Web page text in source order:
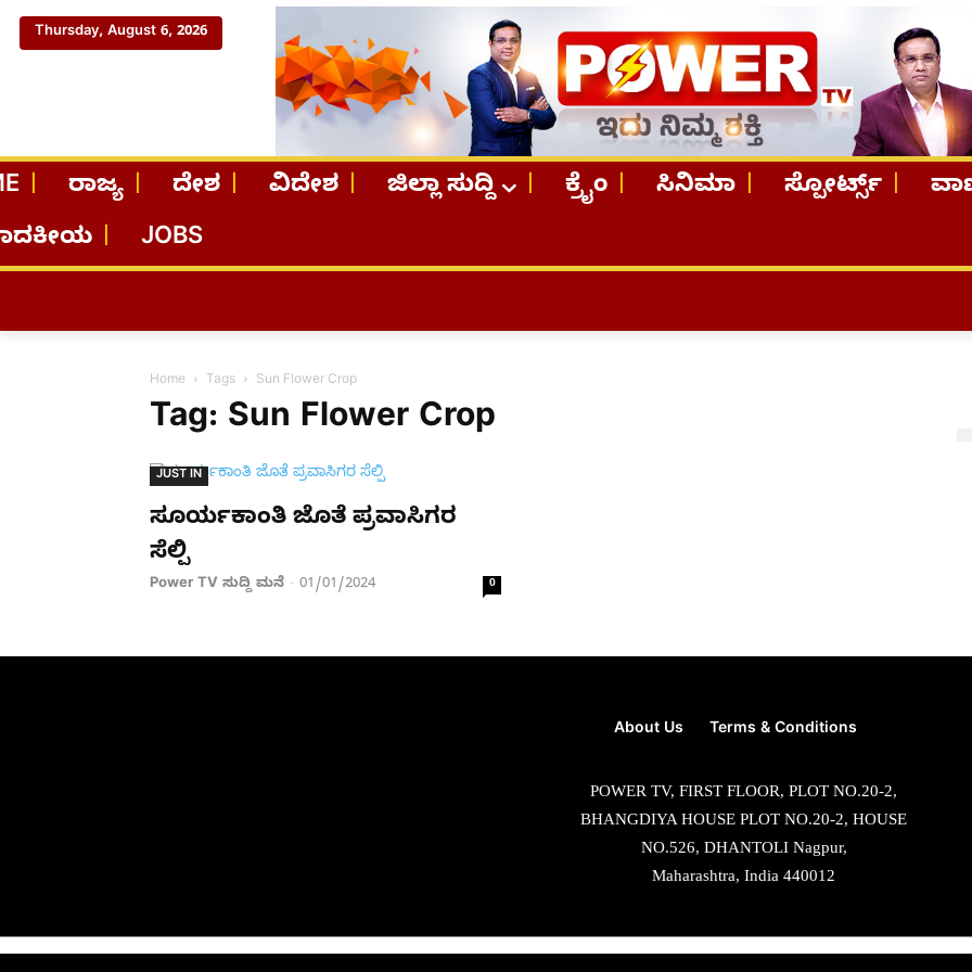
Thursday, August 6, 2026
ರಾಜ್ಯ ದೇಶ ವಿದೇಶ ಜಿಲ್ಲಾ ಸುದ್ದಿ ಕ್ರೈಂ ಸಿನಿಮಾ ಸ್ಪೋರ್ಟ್ಸ್
JOBS
Home Tags Sun Flower Crop
Tag: Sun Flower Crop
JUST IN
ಸೂರ್ಯಕಾಂತಿ ಜೊತೆ ಪ್ರವಾಸಿಗರ
ಸೆಲ್ಪಿ
Power TV ಸುದ್ದಿ ಮನೆ - 01/01/2024 0
About Us Terms & Conditions
POWER TV, FIRST FLOOR, PLOT NO.20-2,
BHANGDIYA HOUSE PLOT NO.20-2, HOUSE
NO.526, DHANTOLI Nagpur,
Maharashtra, India 440012